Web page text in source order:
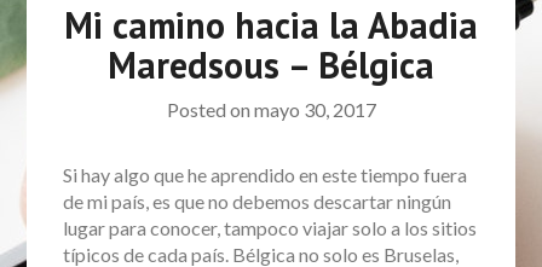
Mi camino hacia la Abadia
Maredsous – Bélgica
Posted on mayo 30, 2017
Si hay algo que he aprendido en este tiempo fuera
de mi país, es que no debemos descartar ningún
lugar para conocer, tampoco viajar solo a los sitios
típicos de cada país. Bélgica no solo es Bruselas,